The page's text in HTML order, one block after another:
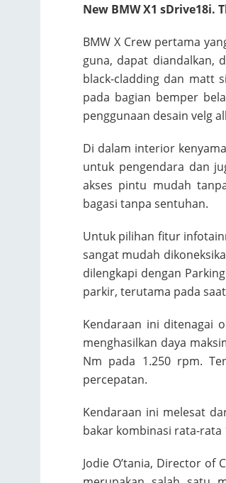
New BMW X1 sDrive18i.
BMW X Crew pertama
guna, dapat diandalkan,
black-cladding dan matt
pada bagian bemper
penggunaan desain velg
Di dalam interior
untuk pengendara dan
akses pintu mudah
bagasi tanpa sentuhan.
Untuk pilihan fitur
sangat mudah
dilengkapi dengan
parkir, terutama pada
Kendaraan ini ditenagai
menghasilkan daya
Nm pada 1.250 rpm.
percepatan.
Kendaraan ini melesat
bakar kombinasi rata-rata
Jodie O’tania, Director of